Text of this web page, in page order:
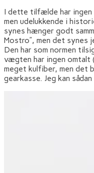
I dette tilfælde har
men udelukkende i
synes hænger godt
Mostro”, men det
Den har som normen
vægten har ingen omtalt
meget kulfiber, men det
gearkasse. Jeg kan